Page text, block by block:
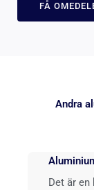
FÅ
Andra
Det är